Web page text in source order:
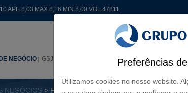
Preferências
Utilizamos cookies no nosso website.
APE:8,03 MAX:8,16 MIN:8,00 VOL:47811
NEGÓCIO GSJ NO MUNDO PROJETOS ACIONISTAS E
NEGÓCIOS > FCPM